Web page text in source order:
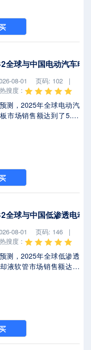
在过去几年变化较快，
模为 百万美元，约占全
计2032年将达到 百万美
占比将达到 %。2025年
本报告将深入解析最新
国应对战略对汽车电池
场竞争态势、区域经济
重构的潜在影响。汽车
全球与中国电动汽车电
08-01
页码: 102 |
热搜度 :
测，2025年全球电动汽
市场销售额达到了5.20
在过去几年变化较快，
模为 百万美元，约占全
计2032年将达到 百万美
占比将达到 %。2025年
本报告将深入解析最新
国应对战略对电动汽车
场竞争态势、区域经济
重构的潜在影响。电动
全球与中国低渗透电动
08-01
页码: 146 |
热搜度 :
测，2025年全球低渗透
液软管市场销售额达到
，中国市场在过去几年
年市场规模为 百万美
的 %，预计2032年将达
届时全球占比将达到